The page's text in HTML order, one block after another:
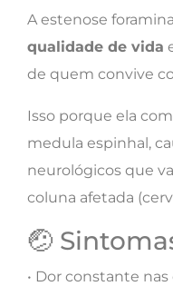
A estenose
qualidade de vida
de quem convive
Isso porque ela
medula espinhal,
neurológicos que
coluna afetada
🤕
• Dor constante